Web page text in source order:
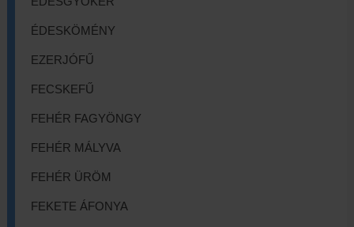
ÉDESKÖMÉNY
EZERJÓFŰ
FECSKEFŰ
FEHÉR FAGYÖNGY
FEHÉR MÁLYVA
FEHÉR ÜRÖM
FEKETE ÁFONYA